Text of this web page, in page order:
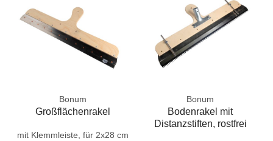
Bonum
Großflächenrakel
mit Klemmleiste, für 2x28 cm
Bonum
Bodenrakel mit
Distanzstiften, rostfrei